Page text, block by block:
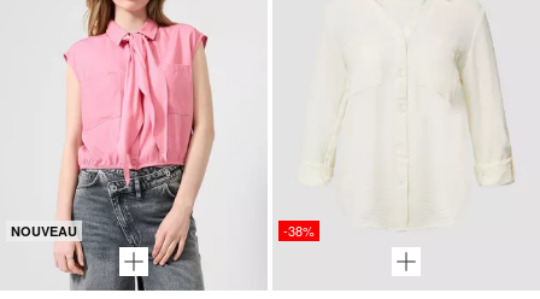
NOUVEAU -38%